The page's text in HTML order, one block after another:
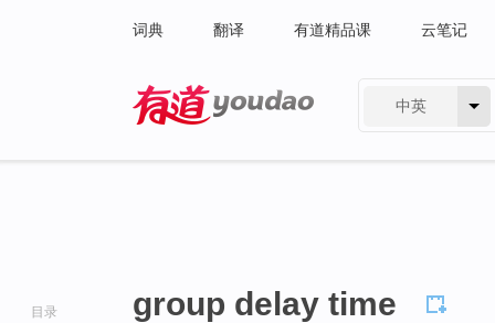
词典 翻译 有道精品课 云笔记
中英
目录 group delay time